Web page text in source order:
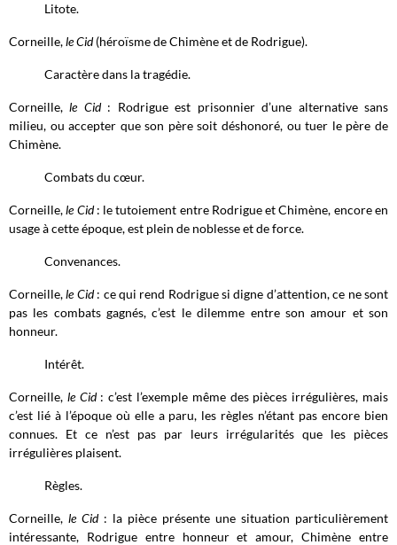
Litote.
Corneille,le Cid(héroïsme de Chimène et de Rodrigue).
Caractère dans la tragédie.
Corneille,le Cid : Rodrigue est prisonnier d’une alternative sans
milieu, ou accepter que son père soit déshonoré, ou tuer le père de
Chimène.
Combats du cœur.
Corneille,le Cid: le tutoiement entre Rodrigue et Chimène, encore en
usage à cette époque, est plein de noblesse et de force.
Convenances.
Corneille,le Cid: ce qui rend Rodrigue si digne d’attention, ce ne sont
pas les combats gagnés, c’est le dilemme entre son amour et son
honneur.
Intérêt.
Corneille, le Cid: c’est l’exemple même des pièces irrégulières, mais
c’est lié à l’époque où elle a paru, les règles n’étant pas encore bien
connues. Et ce n’est pas par leurs irrégularités que les pièces
irrégulières plaisent.
Règles.
Corneille, le Cid : la pièce présente une situation particulièrement
intéressante, Rodrigue entre honneur et amour, Chimène entre